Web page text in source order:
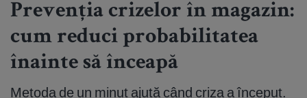
Prevenția crizelor în magazin:
cum reduci probabilitatea
înainte să înceapă
Metoda de un minut ajută când criza a început.